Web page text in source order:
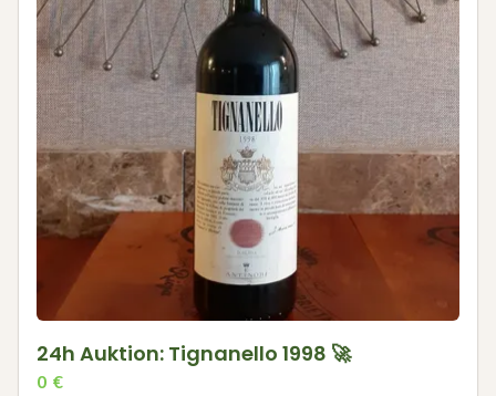
24h Auktion: Tignanello 1998 🚀
0 €